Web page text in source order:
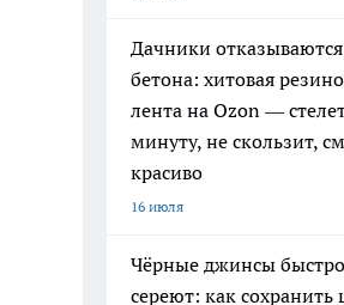
Дачники
бетона: хитовая
лента на Ozon —
минуту, не скользит,
красиво
16 июля
Чёрные джинсы быстро
сереют: как сохранить